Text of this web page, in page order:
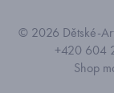
© 2026 Dětské-
+420 604
Shop